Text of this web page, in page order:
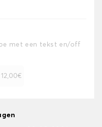
met een tekst en/off
+ 12,00€